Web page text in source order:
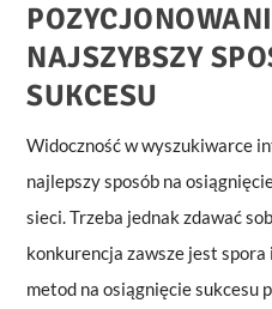
NAJSZYBSZY
SUKCESU
Widoczność w wyszukiwarce
najlepszy sposób na
sieci. Trzeba jednak zdawać
konkurencja zawsze jest
metod na osiągnięcie sukcesu